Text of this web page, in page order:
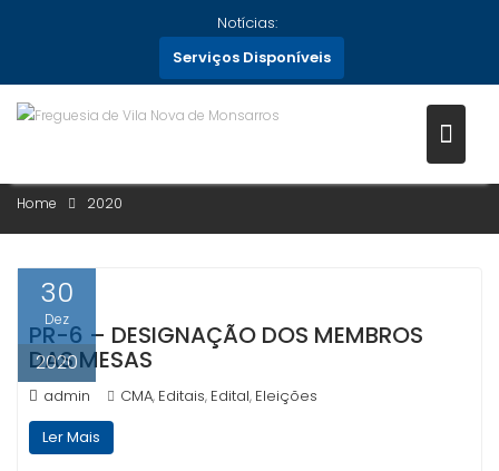
Notícias:
Serviços Disponíveis
Home 2020
30
Dez
2020
PR-6 – DESIGNAÇÃO DOS MEMBROS
DAS MESAS
admin CMA, Editais, Edital, Eleições
Ler Mais